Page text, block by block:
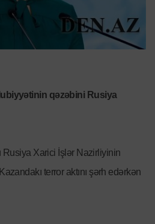
qəzəbini Rusiya
Rusiya Xarici İşlər Nazirliyinin
terror aktını şərh edərkən